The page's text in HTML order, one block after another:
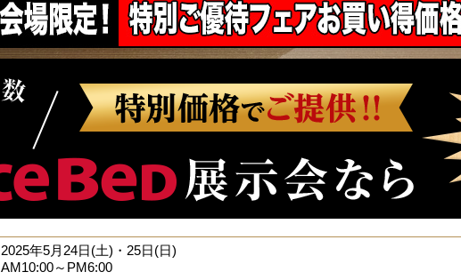
2025年5月24日(土)・25日(日)
AM10:00～PM6:00